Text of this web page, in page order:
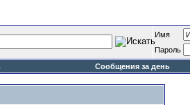
Имя
Пароль
Сообщения за день